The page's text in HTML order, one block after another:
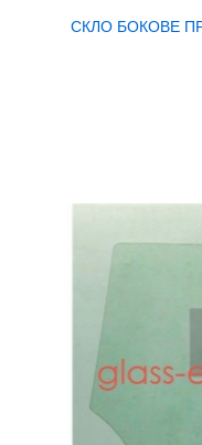
СКЛО БОКОВЕ